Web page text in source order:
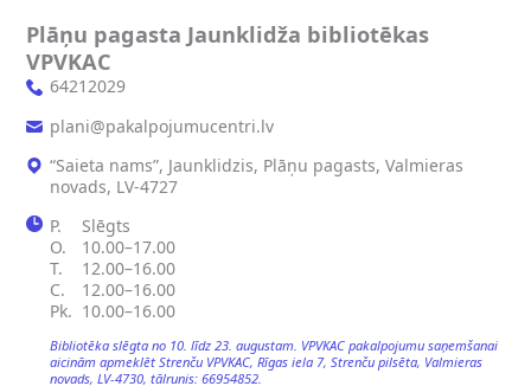
Plāņu pagasta Jaunklidža bibliotēkas
VPVKAC
64212029
plani@pakalpojumucentri.lv
“Saieta nams”, Jaunklidzis, Plāņu pagasts, Valmieras
novads, LV-4727
P.
Slēgts
O.
10.00–17.00
T.
12.00–16.00
C.
12.00–16.00
Pk. 10.00–16.00
Bibliotēka slēgta no 10. līdz 23. augustam. VPVKAC pakalpojumu saņemšanai
aicinām apmeklēt Strenču VPVKAC, Rīgas iela 7, Strenču pilsēta, Valmieras
novads, LV-4730, tālrunis: 66954852.